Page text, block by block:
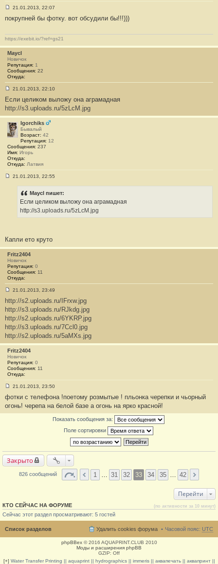
о
щ
е
н
и
е
#
6
5
6
21.01.2013, 22:07
покрупней бы фотку. вот обсудили бы!!!)))
https://exebit.io/?ref=gs21
Maycl
Новичок
Репутация: 1
Сообщения: 22
Откуда:
о
б
щ
е
н
и
#
6
5
7
21.01.2013, 22:10
Если целиком выложу она аграмадная
http://s3.uploads.ru/5zLcM.jpg
Igorchiks
Бывалый
Возраст: 42
Репутация: 12
Сообщения: 237
Имя: Игорь
Откуда:
Откуда: Латвия
6
8
21.01.2013, 22:55
Maycl пишет:
Если целиком выложу она аграмадная
http://s3.uploads.ru/5zLcM.jpg
Капли ето круто
Fritz2404
Новичок
Репутация: 0
Сообщения: 11
Откуда:
о
о
б
щ
е
н
и
е
#
6
5
9
21.01.2013, 23:49
http://s2.uploads.ru/IFrxw.jpg
http://s3.uploads.ru/RJkdg.jpg
http://s2.uploads.ru/6YKRP.jpg
http://s3.uploads.ru/7Ccl0.jpg
http://s2.uploads.ru/5aMXs.jpg
Fritz2404
Новичок
Репутация: 0
Сообщения: 11
Откуда:
о
б
щ
6
0
21.01.2013, 23:50
фотки с телефона !поетому розмытые ! пльонка черепки и чьорный
огонь! черепа на белой базе а огонь на ярко красной!
Показать сообщения за:
Поле сортировки
Закрыто
826 сообщений 1 31 32 33 34 35 42
Перейти
КТО СЕЙЧАС НА ФОРУМЕ (по активности за 10 минут)
Сейчас этот раздел просматривают: 5 гостей
Список разделов Часовой пояс: UTC
Удалить cookies форума
phpBBex© 2016 AQUAPRINT.CLUB 2010
Моды и расширения phpBB
GZIP: Off
[+] Water Transfer Printing || aquaprint || hydrographics || immeris || аквапечать || аквапринт ||